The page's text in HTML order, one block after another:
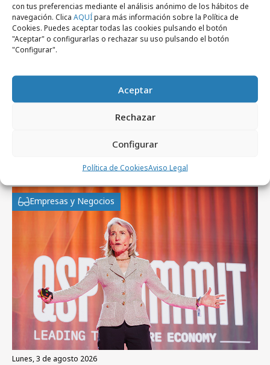
con tus preferencias mediante el análisis anónimo de los hábitos de
navegación. Clica AQUÍpara más información sobre la Política de
Cookies. Puedes aceptar todas las cookies pulsando el botón
"Aceptar" o configurarlas o rechazar su uso pulsando el botón
"Configurar".
Aceptar
Rechazar
Configurar
Política de CookiesAviso Legal
viernes, 22 de diciembre 2023
Diego Medvedocky es el nuevo Global
Creative Partner de Grey Group
Artículos recientes
Empresas y Negocios
lunes, 3 de agosto 2026